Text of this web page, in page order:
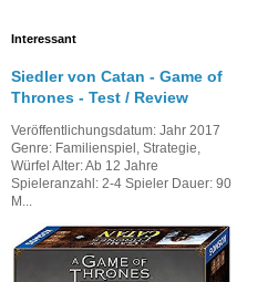
Interessant
Siedler von Catan - Game of
Thrones - Test / Review
Veröffentlichungsdatum: Jahr 2017
Genre: Familienspiel, Strategie,
Würfel Alter: Ab 12 Jahre
Spieleranzahl: 2-4 Spieler Dauer: 90
M...